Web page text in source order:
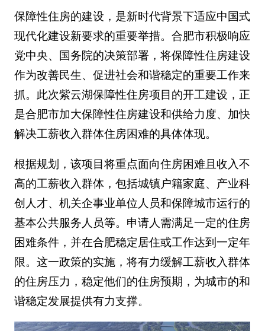
保障性住房的建设，是新时代背景下适应中国式
现代化建设新要求的重要举措。合肥市积极响应
党中央、国务院的决策部署，将保障性住房建设
作为改善民生、促进社会和谐稳定的重要工作来
抓。此次紫云湖保障性住房项目的开工建设，正
是合肥市加大保障性住房建设和供给力度、加快
解决工薪收入群体住房困难的具体体现。
根据规划，该项目将重点面向住房困难且收入不
高的工薪收入群体，包括城镇户籍家庭、产业科
创人才、机关企事业单位人员和保障城市运行的
基本公共服务人员等。申请人需满足一定的住房
困难条件，并在合肥稳定居住或工作达到一定年
限。这一政策的实施，将有力缓解工薪收入群体
的住房压力，稳定他们的住房预期，为城市的和
谐稳定发展提供有力支撑。